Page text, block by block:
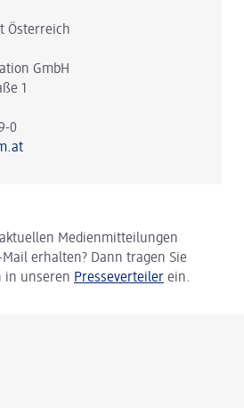
Österreich
GmbH
1
0
Medienmitteilungen
erhalten? Dann tragen Sie
in unseren Presseverteiler ein.